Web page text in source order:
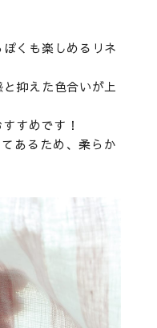
くも楽しめるリネ
抑えた色合いが上
すめです！
あるため、柔らか